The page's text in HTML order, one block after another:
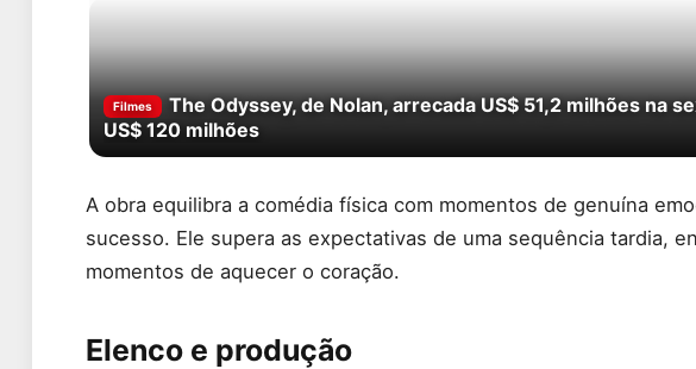
Filmes
The Odyssey, de Nolan, arrecada US$ 51,2 milhões na
US$ 120 milhões
A obra equilibra a comédia física com momentos de genuína
sucesso. Ele supera as expectativas de uma sequência tardia,
momentos de aquecer o coração.
Elenco e produção